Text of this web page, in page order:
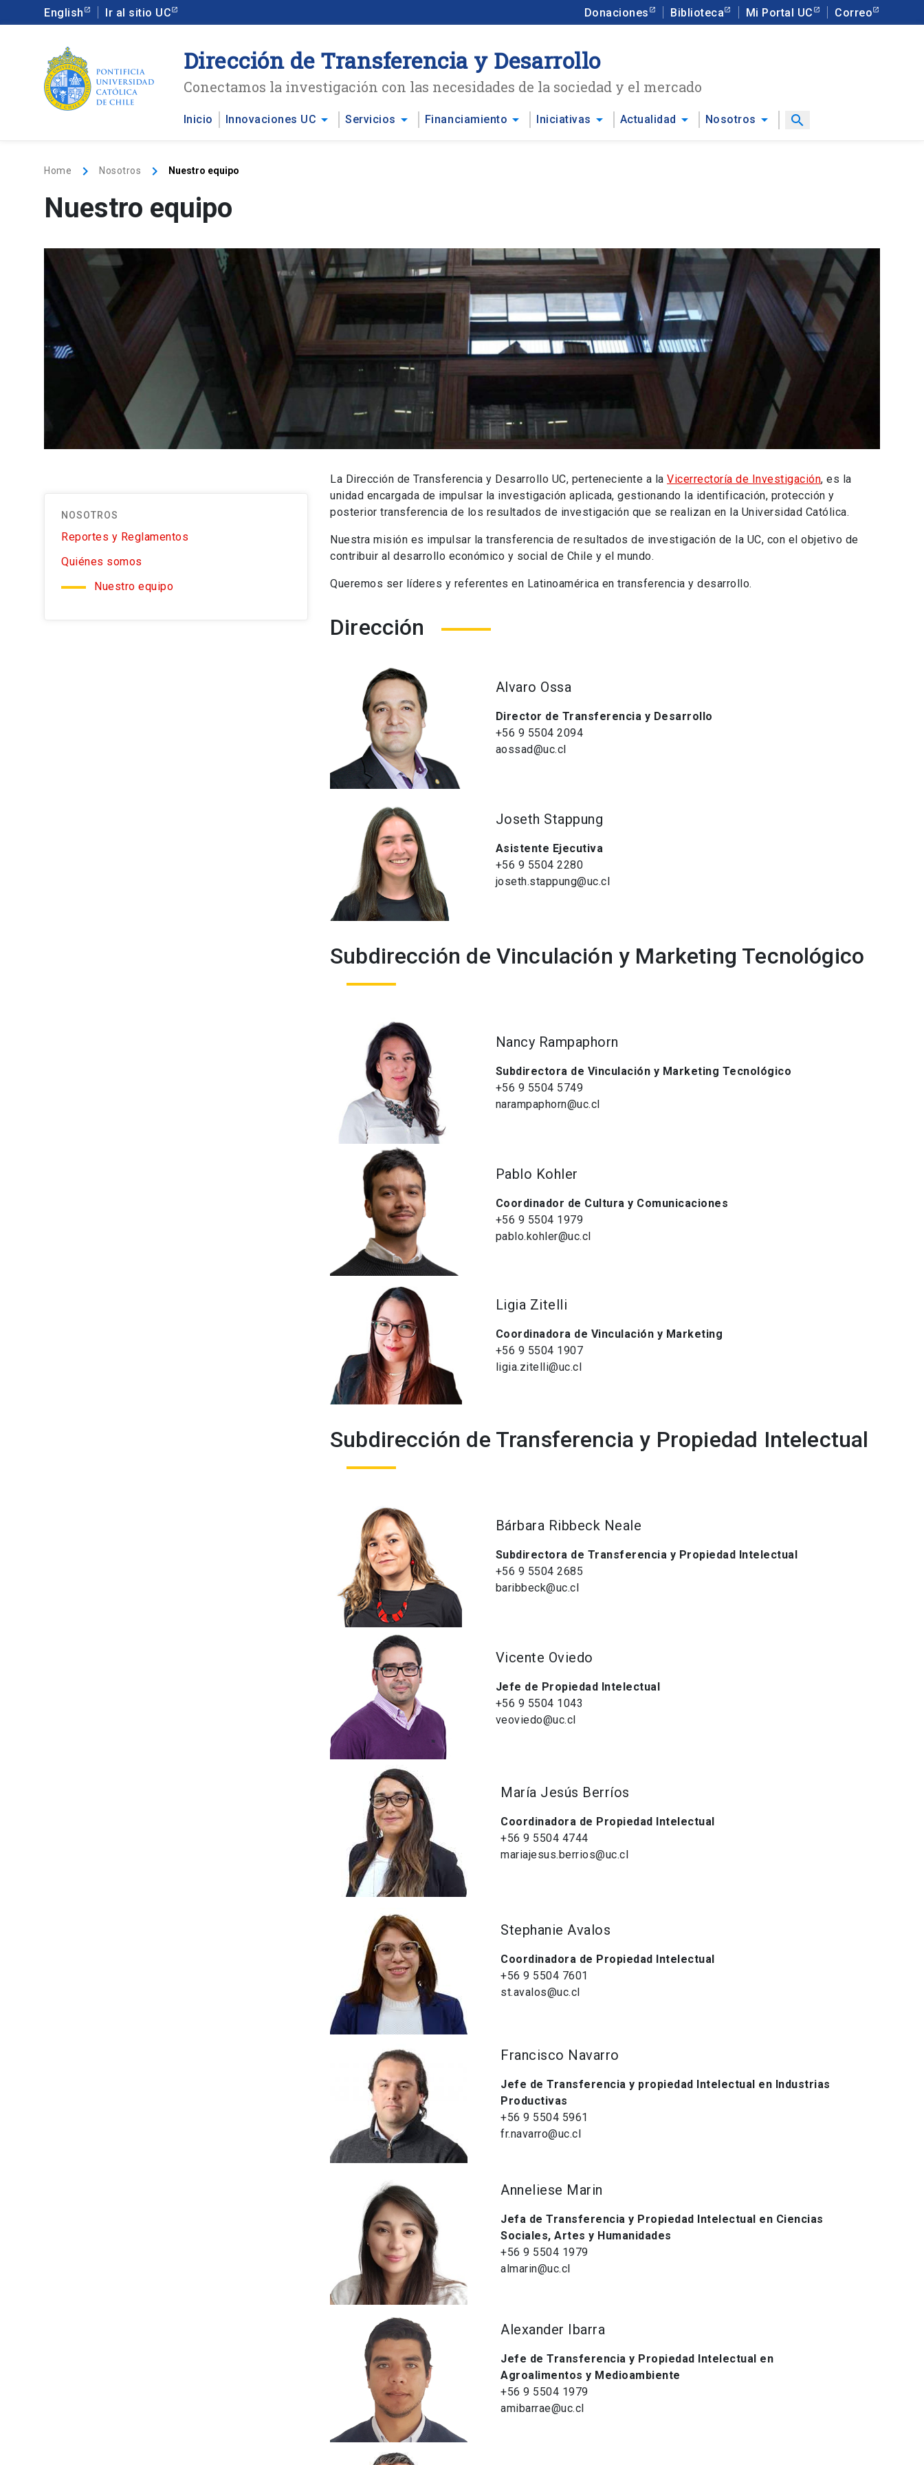
English Ir al sitio UC Donaciones Biblioteca Mi Portal UC Correo
Dirección de Transferencia y Desarrollo
Conectamos la investigación con las necesidades de la sociedad y el mercado
Inicio Innovaciones UC arrow_drop_down Servicios arrow_drop_down Financiamiento arrow_drop_down Iniciativas arrow_drop_down Actualidad arrow_drop_down Nosotros arrow_drop_down search
Home keyboard_arrow_right Nosotros keyboard_arrow_right Nuestro equipo
Nuestro equipo
NOSOTROS
Reportes y Reglamentos
Quiénes somos
Nuestro equipo
La Dirección de Transferencia y Desarrollo UC, perteneciente a la Vicerrectoría de Investigación, es la
unidad encargada de impulsar la investigación aplicada, gestionando la identificación, protección y
posterior transferencia de los resultados de investigación que se realizan en la Universidad Católica.
Nuestra misión es impulsar la transferencia de resultados de investigación de la UC, con el objetivo de
contribuir al desarrollo económico y social de Chile y el mundo.
Queremos ser líderes y referentes en Latinoamérica en transferencia y desarrollo.
Dirección
Alvaro Ossa
Director de Transferencia y Desarrollo
+56 9 5504 2094
aossad@uc.cl
Joseth Stappung
Asistente Ejecutiva
+56 9 5504 2280
joseth.stappung@uc.cl
Subdirección de Vinculación y Marketing Tecnológico
Nancy Rampaphorn
Subdirectora de Vinculación y Marketing Tecnológico
+56 9 5504 5749
narampaphorn@uc.cl
Pablo Kohler
Coordinador de Cultura y Comunicaciones
+56 9 5504 1979
pablo.kohler@uc.cl
Ligia Zitelli
Coordinadora de Vinculación y Marketing
+56 9 5504 1907
ligia.zitelli@uc.cl
Subdirección de Transferencia y Propiedad Intelectual
Bárbara Ribbeck Neale
Subdirectora de Transferencia y Propiedad Intelectual
+56 9 5504 2685
baribbeck@uc.cl
Vicente Oviedo
Jefe de Propiedad Intelectual
+56 9 5504 1043
veoviedo@uc.cl
María Jesús Berríos
Coordinadora de Propiedad Intelectual
+56 9 5504 4744
mariajesus.berrios@uc.cl
Stephanie Avalos
Coordinadora de Propiedad Intelectual
+56 9 5504 7601
st.avalos@uc.cl
Francisco Navarro
Jefe de Transferencia y propiedad Intelectual en Industrias
Productivas
+56 9 5504 5961
fr.navarro@uc.cl
Anneliese Marin
Jefa de Transferencia y Propiedad Intelectual en Ciencias
Sociales, Artes y Humanidades
+56 9 5504 1979
almarin@uc.cl
Alexander Ibarra
Jefe de Transferencia y Propiedad Intelectual en
Agroalimentos y Medioambiente
+56 9 5504 1979
amibarrae@uc.cl